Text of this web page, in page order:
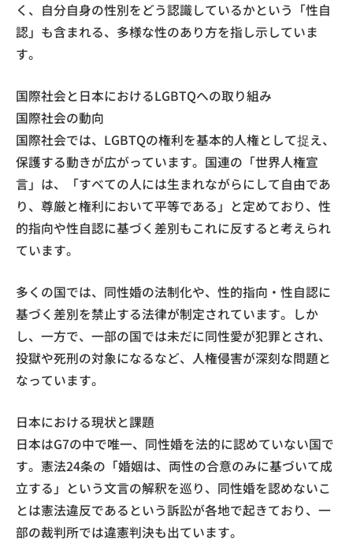
く、自分自身の性別をどう認識しているかという「性自
認」も含まれる、多様な性のあり方を指し示していま
す。
国際社会と日本におけるLGBTQへの取り組み
国際社会の動向
国際社会では、LGBTQの権利を基本的人権として捉え、
保護する動きが広がっています。国連の「世界人権宣
言」は、「すべての人には生まれながらにして自由であ
り、尊厳と権利において平等である」と定めており、性
的指向や性自認に基づく差別もこれに反すると考えられ
ています。
多くの国では、同性婚の法制化や、性的指向・性自認に
基づく差別を禁止する法律が制定されています。しか
し、一方で、一部の国では未だに同性愛が犯罪とされ、
投獄や死刑の対象になるなど、人権侵害が深刻な問題と
なっています。
日本における現状と課題
日本はG7の中で唯一、同性婚を法的に認めていない国で
す。憲法24条の「婚姻は、両性の合意のみに基づいて成
立する」という文言の解釈を巡り、同性婚を認めないこ
とは憲法違反であるという訴訟が各地で起きており、一
部の裁判所では違憲判決も出ています。